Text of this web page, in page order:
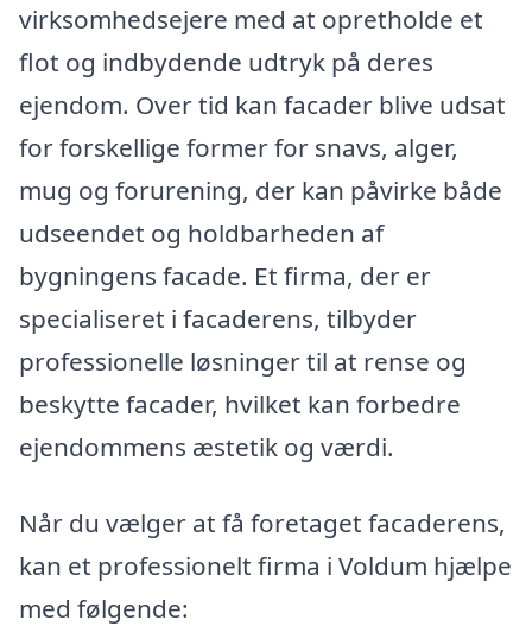
virksomhedsejere med at opretholde et
flot og indbydende udtryk på deres
ejendom. Over tid kan facader blive udsat
for forskellige former for snavs, alger,
mug og forurening, der kan påvirke både
udseendet og holdbarheden af
bygningens facade. Et firma, der er
specialiseret i facaderens, tilbyder
professionelle løsninger til at rense og
beskytte facader, hvilket kan forbedre
ejendommens æstetik og værdi.
Når du vælger at få foretaget facaderens,
kan et professionelt firma i Voldum hjælpe
med følgende: